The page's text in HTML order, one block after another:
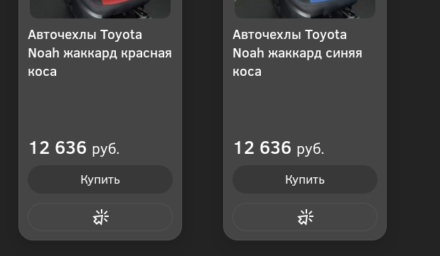
Авточехлы Toyota
Noah жаккард красная
коса
12 636 руб.
Купить
Авточехлы Toyota
Noah жаккард синяя
коса
12 636 руб.
Купить